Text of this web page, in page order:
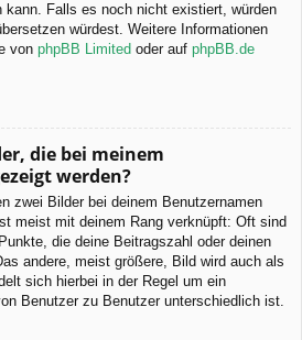
kann. Falls es noch nicht existiert, würden
würdest. Weitere Informationen
von phpBB Limited oder auf phpBB.de
die bei meinem
werden?
zwei Bilder bei deinem Benutzernamen
meist mit deinem Rang verknüpft: Oft sind
die deine Beitragszahl oder deinen
andere, meist größere, Bild wird auch als
sich hierbei in der Regel um ein
Benutzer zu Benutzer unterschiedlich ist.